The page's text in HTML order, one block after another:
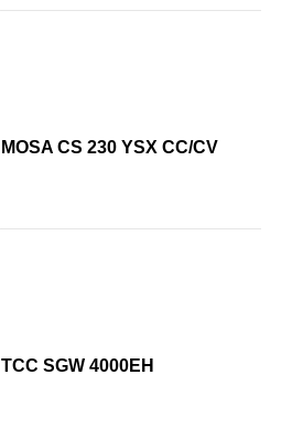
MOSA CS 230 YSX CC/CV
ТСС SGW 4000EH